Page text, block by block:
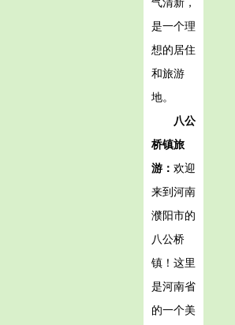
是一个理
想的居住
和旅游
地。
八公
桥镇旅
游： 欢迎
来到河南
濮阳市的
八公桥
镇！这里
是河南省
的一个美